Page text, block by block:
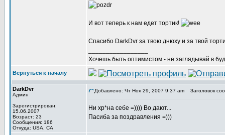
И вот теперь к нам едет тортик!
Спасибо DarkDvr за твою днюху и за твой
Хочешь быть оптимистом - не заглядывай в
Вернуться к началу
DarkDvr
Админ
Зарегистрирован:
15.06.2007
Возраст: 23
Сообщения: 186
Откуда: USA, CA
Добавлено: Чт Ноя 29, 2007 9:37 am Заголовок
Ни хр*на себе =)))) Во дают...
Пасиба за поздравления =)))